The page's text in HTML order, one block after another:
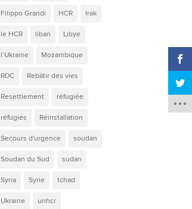
Filippo Grandi HCR Irak
le HCR liban Libye
l’Ukraine Mozambique
RDC Rebâtir des vies
Resettlement réfugiée
réfugiés Réinstallation
Secours d'urgence soudan
Soudan du Sud sudan
Syria Syrie tchad
Ukraine unhcr